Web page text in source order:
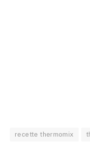
recette thermomix